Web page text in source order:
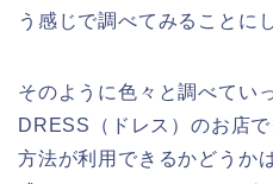
う感じで調べてみることに
そのように色々と調べてい
DRESS（ドレス）のお店
方法が利用できるかどうか